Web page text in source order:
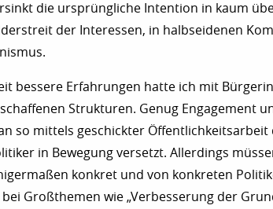
die ursprüngliche Intention in kaum
der Interessen, in halbseidenen
bessere Erfahrungen hatte ich mit
Strukturen. Genug Engagement
so mittels geschickter
in Bewegung versetzt. Allerdings
konkret und von konkreten
bei Großthemen wie „Verbesserung der